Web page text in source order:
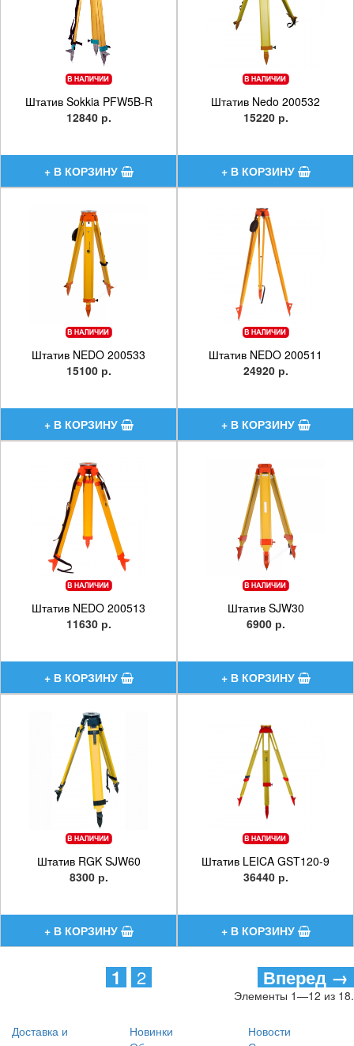
Штатив Sokkia PFW5B-R
12840 р.
Штатив Nedo 200532
15220 р.
Штатив NEDO 200533
15100 р.
Штатив NEDO 200511
24920 р.
Штатив NEDO 200513
11630 р.
Штатив SJW30
6900 р.
Штатив RGK SJW60
8300 р.
Штатив LEICA GST120-9
36440 р.
1 2 Вперед →
Элементы 1—12 из 18.
Доставка и
Новинки
Новости